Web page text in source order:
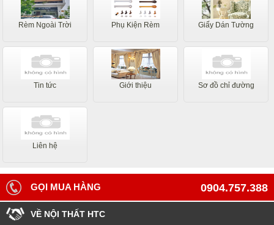
Rèm Ngoài Trời Phụ Kiện Rèm Giấy Dán Tường
Tin tức Giới thiệu Sơ đồ chỉ đường
Liên hệ
0904.757.388
GỌI MUA HÀNG
VỀ NỘI THẤT HTC